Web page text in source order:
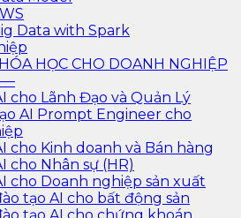
Data with Spark
HỌC CHO DOANH NGHIỆP
cho Lãnh Đạo và Quản Lý
AI Prompt Engineer cho
cho Kinh doanh và Bán hàng
cho Nhân sự (HR)
cho Doanh nghiệp sản xuất
tạo AI cho bất động sản